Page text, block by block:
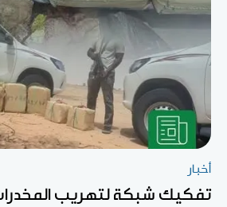
أخبار
تفكيك شبكة لتهريب